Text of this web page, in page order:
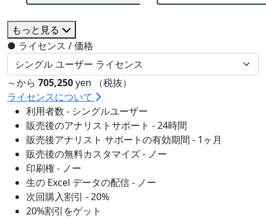
もっと見る
● ライセンス / 価格
～から 705,250yen （税抜）
ライセンスについて
利用者数 - シングルユーザー
販売後のアナリストサポート - 24時間
販売後アナリスト サポートの有効期間 - 1ヶ月
販売後の無料カスタマイズ - ノー
印刷権 - ノー
生の Excel データの配信 - ノー
次回購入割引 - 20%
20%割引をゲット